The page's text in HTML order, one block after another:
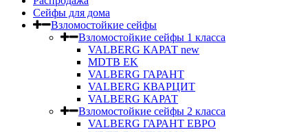
Сейфы для дома
Взломостойкие сейфы
Взломостойкие сейфы 1 класса
VALBERG КАРАТ new
MDTB EK
VALBERG ГАРАНТ
VALBERG КВАРЦИТ
VALBERG КАРАТ
Взломостойкие сейфы 2 класса
VALBERG ГАРАНТ ЕВРО